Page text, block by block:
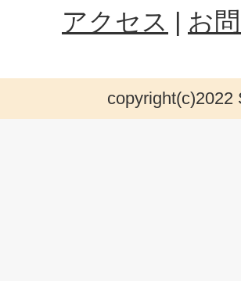
アクセス
お
copyright(c)2022